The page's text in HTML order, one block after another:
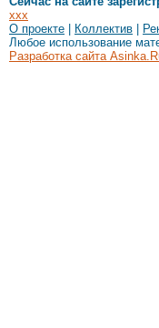
xxx
О проекте
Коллектив
Любое использование
Разработка сайта